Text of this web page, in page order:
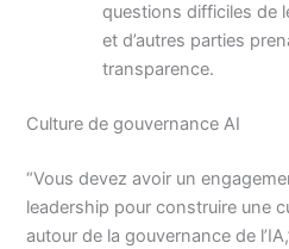
questions difficiles de
et d’autres parties
transparence.
Culture de gouvernance AI
“Vous devez avoir un
leadership pour construire une
autour de la gouvernance de